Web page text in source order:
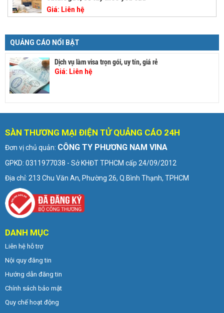
Giá: Liên hệ
QUẢNG CÁO NỔI BẬT
Dịch vụ làm visa trọn gói, uy tín, giá rẻ
Giá: Liên hệ
SÀN THƯƠNG MẠI ĐIỆN TỬ QUẢNG CÁO 24H
Đơn vị chủ quản: CÔNG TY PHƯƠNG NAM VINA
GPKD: 0311977038 - Sở KHĐT TPHCM cấp 24/09/2012
Địa chỉ: 213 Chu Văn An, Phường 26, Q.Bình Thạnh, TPHCM
DANH MỤC
Liên hệ hỗ trợ
Nội quy đăng tin
Hướng dẫn đăng tin
Chính sách bảo mật
Quy chế hoạt động